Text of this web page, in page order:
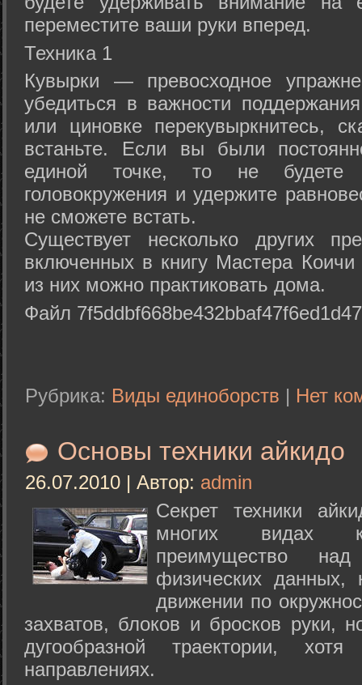
переместите ваши руки вперед.
Техника 1
Кувырки — превосходное
убедиться в важности
или циновке перекувыркнитесь,
встаньте. Если вы были
единой точке, то не будете
головокружения и удержите
не сможете встать.
Существует несколько других
включенных в книгу Мастера
из них можно практиковать дома.
Файл
Рубрика: Виды единоборств | Нет
Основы техники айкидо
26.07.2010 | Автор: admin
Секрет техники
многих видах
преимущество
физических данных,
движении по
захватов, блоков и бросков руки,
дугообразной траектории,
направлениях.